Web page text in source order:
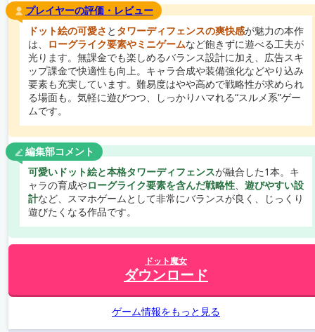
プレイヤーの評価・レビュー
ドット絵の可愛さ と タワーディフェンスの爽快感が魅力の本作
は、
ローグライク要素やミニゲームなど飽きずに遊べる工夫が
光ります。無課金でも楽しめるバランス設計に加え、広告スキ
ップ課金で快適性も向上。キャラ合成や装備強化などやり込み
要素も充実しています。難易度はやや高めで戦略性が求められ
る場面も。気軽に遊びつつ、しっかりハマれる“スルメ系”ゲー
ムです。
編集部コメント
可愛いドット絵と本格タワーディフェンスが融合した1本。キ
ャラの育成やローグライク要素を含んだ戦略性、 遊びやすい設
計など、スマホゲームとして非常にバランスが良く、じっくり
遊びたくなる作品です。
ドット魔女
ダウンロード
ゲーム情報をもっと見る